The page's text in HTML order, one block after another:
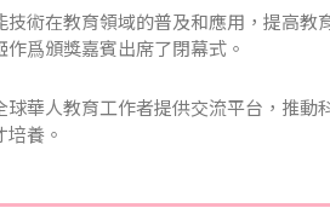
術在教育領域的普及和應用，提高教
爲頒獎嘉賓出席了閉幕式。
華人教育工作者提供交流平台，推動
養。